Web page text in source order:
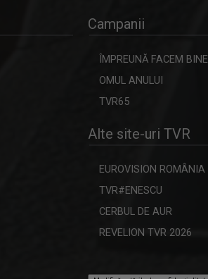
Campanii
ÎMPREUNĂ FACEM BINE
OMUL ANULUI
TVR65
Alte site-uri TVR
EUROVISION ROMÂNIA
TVR#ENESCU
CERBUL DE AUR
REVELION TVR 2026